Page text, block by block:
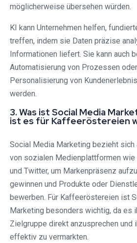
möglicherweise übersehen würden.
KI kann Unternehmen helfen,
treffen, indem sie Daten präzise
Informationen liefert. Sie kann auch
Automatisierung von Prozessen
Personalisierung von
werden.
3. Was ist Social Media
ist es für Kaffeeröstereien
Social Media Marketing bezieht sich
von sozialen Medienplattformen wie
und Twitter, um Markenpräsenz
gewinnen und Produkte oder
bewerben. Für Kaffeeröstereien ist
Marketing besonders wichtig, da es
Zielgruppe direkt anzusprechen und
effektiv zu vermarkten.